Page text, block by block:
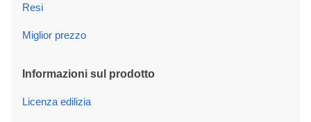
Resi
Miglior prezzo
Informazioni sul prodotto
Licenza edilizia